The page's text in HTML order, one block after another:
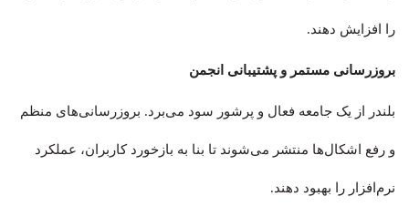
را افزایش دهند.
بروزرسانی مستمر و پشتیبانی انجمن
بلندر از یک جامعه فعال و پرشور سود می‌برد. بروزرسانی‌های منظم
و رفع اشکال‌ها منتشر می‌شوند تا بنا به بازخورد کاربران، عملکرد
نرم‌افزار را بهبود دهند.